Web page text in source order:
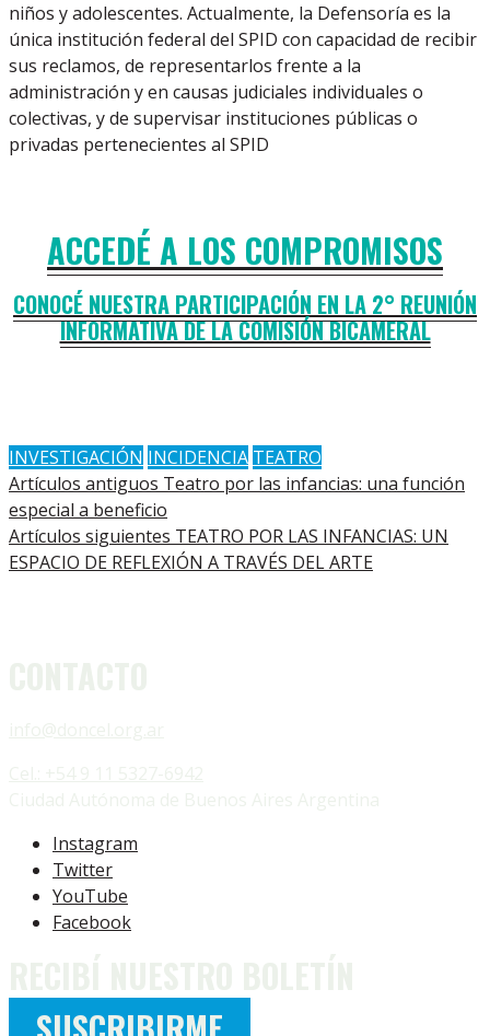
niños y adolescentes. Actualmente, la Defensoría es la
única institución federal del SPID con capacidad de recibir
sus reclamos, de representarlos frente a la
administración y en causas judiciales individuales o
colectivas, y de supervisar instituciones públicas o
privadas pertenecientes al SPID
ACCEDÉ A LOS COMPROMISOS
CONOCÉ NUESTRA PARTICIPACIÓN EN LA 2° REUNIÓN
INFORMATIVA DE LA COMISIÓN BICAMERAL
INVESTIGACIÓN INCIDENCIA TEATRO
Artículos antiguos Teatro por las infancias: una función
especial a beneficio
Artículos siguientes TEATRO POR LAS INFANCIAS: UN
ESPACIO DE REFLEXIÓN A TRAVÉS DEL ARTE
Instagram
Twitter
YouTube
Facebook